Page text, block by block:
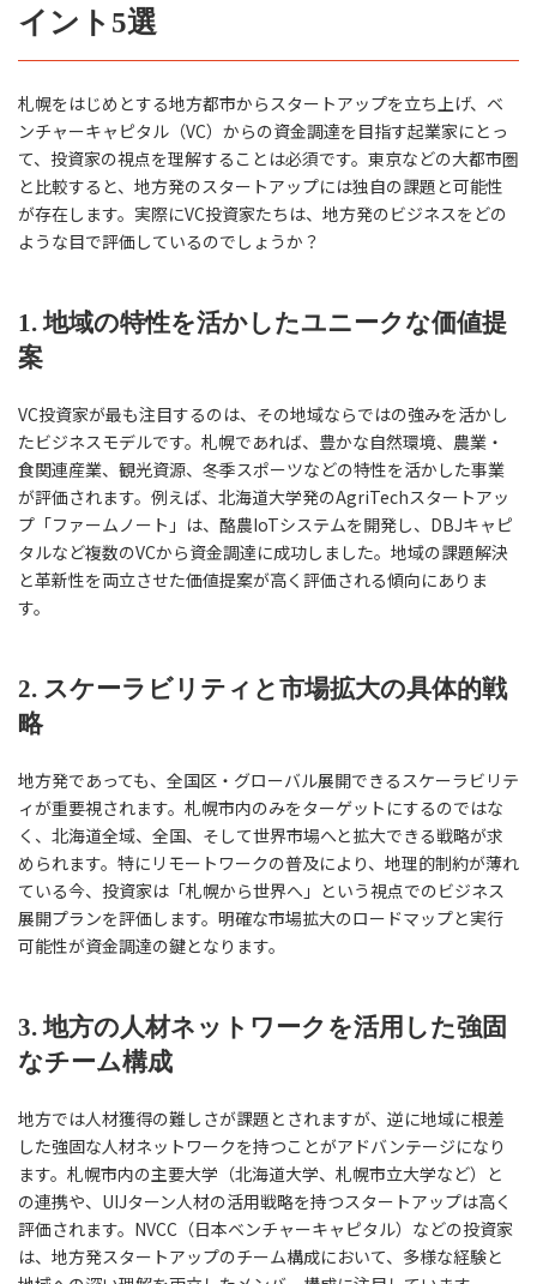
イント5選
札幌をはじめとする地方都市からスタートアップを立ち上げ、ベ
ンチャーキャピタル（VC）からの資金調達を目指す起業家にとっ
て、投資家の視点を理解することは必須です。東京などの大都市圏
と比較すると、地方発のスタートアップには独自の課題と可能性
が存在します。実際にVC投資家たちは、地方発のビジネスをどの
ような目で評価しているのでしょうか？
1. 地域の特性を活かしたユニークな価値提
案
VC投資家が最も注目するのは、その地域ならではの強みを活かし
たビジネスモデルです。札幌であれば、豊かな自然環境、農業・
食関連産業、観光資源、冬季スポーツなどの特性を活かした事業
が評価されます。例えば、北海道大学発のAgriTechスタートアッ
プ「ファームノート」は、酪農IoTシステムを開発し、DBJキャピ
タルなど複数のVCから資金調達に成功しました。地域の課題解決
と革新性を両立させた価値提案が高く評価される傾向にありま
す。
2. スケーラビリティと市場拡大の具体的戦
略
地方発であっても、全国区・グローバル展開できるスケーラビリテ
ィが重要視されます。札幌市内のみをターゲットにするのではな
く、北海道全域、全国、そして世界市場へと拡大できる戦略が求
められます。特にリモートワークの普及により、地理的制約が薄れ
ている今、投資家は「札幌から世界へ」という視点でのビジネス
展開プランを評価します。明確な市場拡大のロードマップと実行
可能性が資金調達の鍵となります。
3. 地方の人材ネットワークを活用した強固
なチーム構成
地方では人材獲得の難しさが課題とされますが、逆に地域に根差
した強固な人材ネットワークを持つことがアドバンテージになり
ます。札幌市内の主要大学（北海道大学、札幌市立大学など）と
の連携や、UIJターン人材の活用戦略を持つスタートアップは高く
評価されます。NVCC（日本ベンチャーキャピタル）などの投資家
は、地方発スタートアップのチーム構成において、多様な経験と